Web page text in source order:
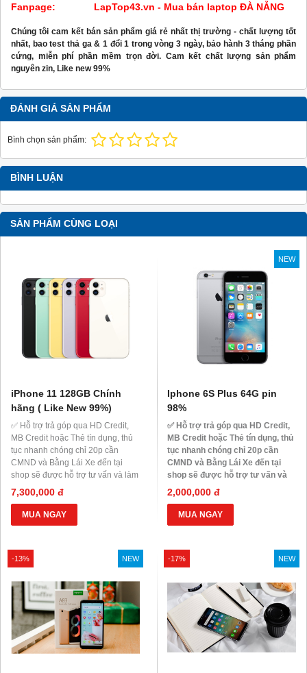
Fanpage: LapTop43.vn - Mua bán laptop ĐÀ NẴNG
Chúng tôi cam kết bán sản phẩm giá rẻ nhất thị trường - chất lượng tốt
nhất, bao test thả ga & 1 đổi 1 trong vòng 3 ngày, bảo hành 3 tháng phần
cứng, miễn phí phần mềm trọn đời. Cam kết chất lượng sản phẩm
nguyên zin, Like new 99%
ĐÁNH GIÁ SẢN PHẨM
Bình chọn sản phẩm:
BÌNH LUẬN
SẢN PHẨM CÙNG LOẠI
iPhone 11 128GB Chính
hãng ( Like New 99%)
✅ Hỗ trợ trả góp qua HD Credit,
MB Credit hoặc Thẻ tín dụng, thủ
tục nhanh chóng chỉ 20p cần
CMND và Bằng Lái Xe đến tại
shop sẽ được hỗ trợ tư vấn và làm
thủ tục ngay tại Shop.
7,300,000 đ
MUA NGAY
NEW
Iphone 6S Plus 64G pin
98%
✅ Hỗ trợ trả góp qua HD Credit,
MB Credit hoặc Thẻ tín dụng, thủ
tục nhanh chóng chỉ 20p cần
CMND và Bằng Lái Xe đến tại
shop sẽ được hỗ trợ tư vấn và
làm thủ tục ngay tại Shop.
2,000,000 đ
MUA NGAY
-13% NEW -17% NEW